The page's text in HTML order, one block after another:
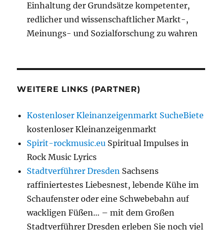
Einhaltung der Grundsätze kompetenter,
redlicher und wissenschaftlicher Markt-,
Meinungs- und Sozialforschung zu wahren
WEITERE LINKS (PARTNER)
Kostenloser Kleinanzeigenmarkt SucheBiete
kostenloser Kleinanzeigenmarkt
Spirit-rockmusic.eu Spiritual Impulses in
Rock Music Lyrics
Stadtverführer Dresden Sachsens
raffiniertestes Liebesnest, lebende Kühe im
Schaufenster oder eine Schwebebahn auf
wackligen Füßen… – mit dem Großen
Stadtverführer Dresden erleben Sie noch viel